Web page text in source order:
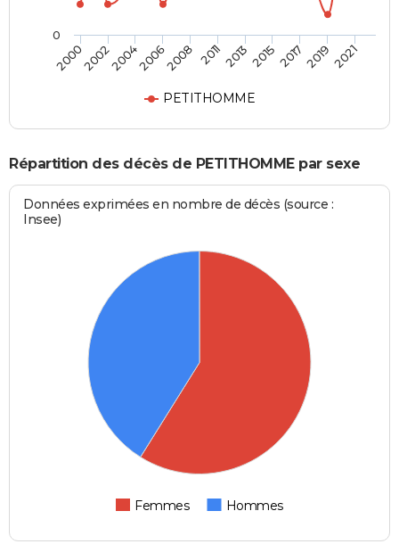
PETITHOMME
20002002200420062008 201120132015201720192021
0
Répartition des décès de PETITHOMME par sexe
Données exprimées en nombre de décès (source :
Insee)
Femmes Hommes